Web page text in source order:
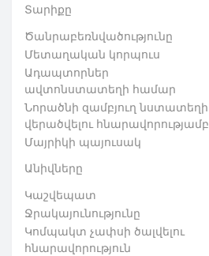
Տարիքը
Ծանրաբեռնվածությունը
Մետաղական կորպուս
Ադապտորներ
ավտոնստատեղի համար
Նորածնի զամբյուղ նստատեղի
վերածվելու հնարավորությամբ
Մայրիկի պայուսակ
Անիվները
Կաշվեպատ
Ջրակայունությունը
Կոմպակտ չափսի ծալվելու
հնարավորություն